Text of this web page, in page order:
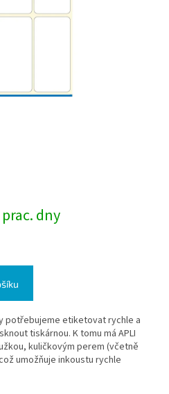
dny
potřebujeme etiketovat rychle a
tiskárnou. K tomu má APLI
kuličkovým perem (včetně
umožňuje inkoustu rychle